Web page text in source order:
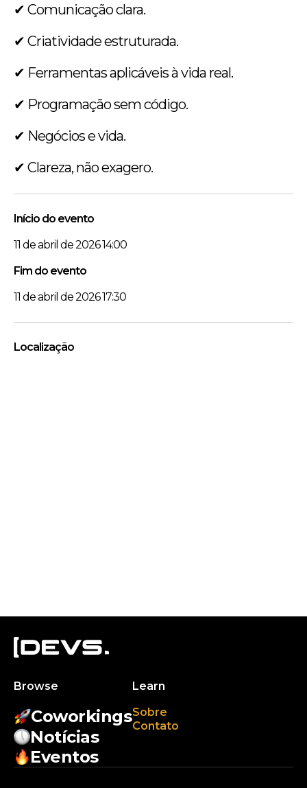
✔ Comunicação clara.
✔ Criatividade estruturada.
✔ Ferramentas aplicáveis à vida real.
✔ Programação sem código.
✔ Negócios e vida.
✔ Clareza, não exagero.
Início do evento
11 de abril de 2026 14:00
Fim do evento
11 de abril de 2026 17:30
Localização
Browse
Coworkings
Notícias
Eventos
Learn
Sobre
Contato